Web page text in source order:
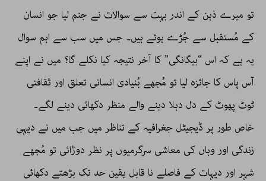
تو میرے ذہن کے اندر بہت سے سوالات نے جنم لیا جو انسان
کے مُستقبل سے جُڑے ہوئے ہیں۔ جس میں سب سے اہم سوال
یہ ہے کہ اس “بیگانگی” کا آخر نتیجہ کیا نکلے گا؟ میں نے اپنے
آس پاس کا جائزہ لیا تو مُجھے بُنیادی انسانی تعلق اور ثقافتی
ٹوٹ پھوٹ کے دل دہلا دینے والے منظر دکھائی دینے لگے۔
خاص طور پر ڈیجیٹل جغرافیہ کے تناظر میں جب میں نے دیہی
زندگی اور وہاں کی معاشی سرگرمیوں پر نظر دوڑائی تو مُجھے
شہر اور دیہات کے فاصلے نا قابل یقین حد تک بڑھتے دکھائی